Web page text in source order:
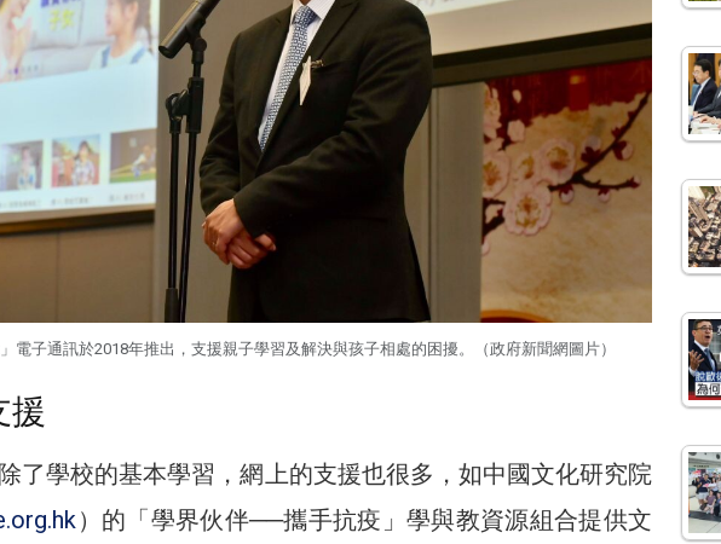
」電子通訊於2018年推出，支援親子學習及解決與孩子相處的困擾。（政府新聞網圖片）
援
了學校的基本學習，網上的支援也很多，如中國文化研究院
）的「學界伙伴──攜手抗疫」學與教資源組合提供文